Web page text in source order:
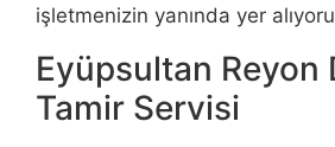
işletmenizin yanında yer
Eyüpsultan Reyon
Tamir Servisi